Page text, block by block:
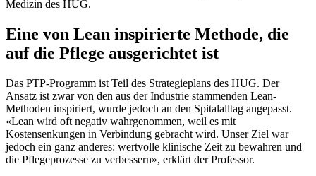
Medizin des HUG.
Eine von Lean inspirierte Methode, die
auf die Pflege ausgerichtet ist
Das PTP-Programm ist Teil des Strategieplans des HUG. Der
Ansatz ist zwar von den aus der Industrie stammenden Lean-
Methoden inspiriert, wurde jedoch an den Spitalalltag angepasst.
«Lean wird oft negativ wahrgenommen, weil es mit
Kostensenkungen in Verbindung gebracht wird. Unser Ziel war
jedoch ein ganz anderes: wertvolle klinische Zeit zu bewahren und
die Pflegeprozesse zu verbessern», erklärt der Professor.